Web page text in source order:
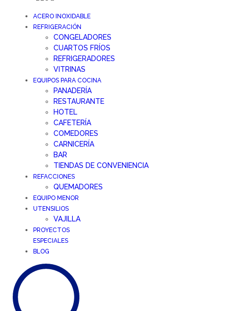
ACERO INOXIDABLE
REFRIGERACIÓN
CONGELADORES
CUARTOS FRÍOS
REFRIGERADORES
VITRINAS
EQUIPOS PARA COCINA
PANADERÍA
RESTAURANTE
HOTEL
CAFETERÍA
COMEDORES
CARNICERÍA
BAR
TIENDAS DE CONVENIENCIA
REFACCIONES
QUEMADORES
EQUIPO MENOR
UTENSILIOS
VAJILLA
PROYECTOS
ESPECIALES
BLOG